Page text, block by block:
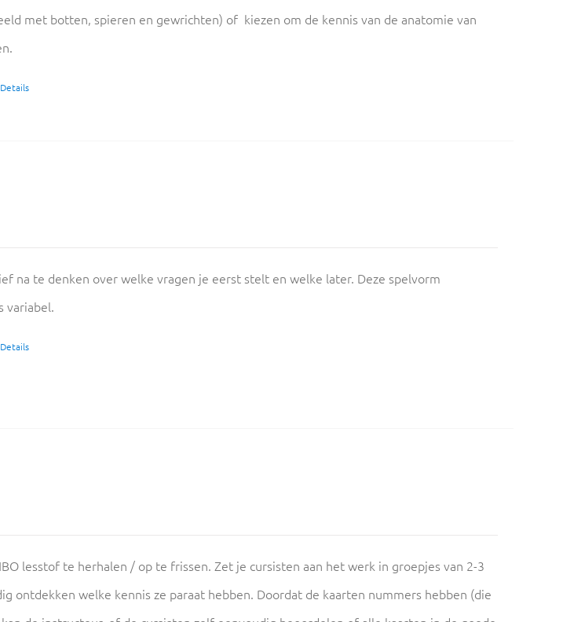
met botten, spieren en gewrichten) of kiezen om de kennis van de anatomie van
Details
na te denken over welke vragen je eerst stelt en welke later. Deze spelvorm
variabel.
Details
lesstof te herhalen / op te frissen. Zet je cursisten aan het werk in groepjes van 2-3
ontdekken welke kennis ze paraat hebben. Doordat de kaarten nummers hebben (die